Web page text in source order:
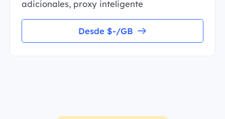
adicionales, proxy inteligente
Desde $-/GB